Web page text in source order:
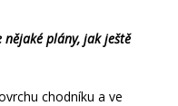
plány, jak ještě
chodníku a ve